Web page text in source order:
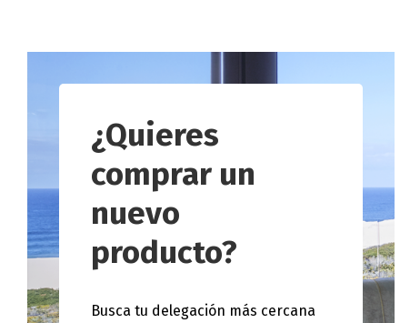
¿Quieres
comprar un
nuevo
producto?
Busca tu delegación más cercana